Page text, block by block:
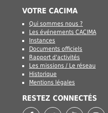
VOTRE CACIMA
Qui sommes nous ?
Les événements CACIMA
Instances
Documents officiels
Rapport d'activités
Les missions / Le réseau
Historique
Mentions légales
RESTEZ CONNECTÉS